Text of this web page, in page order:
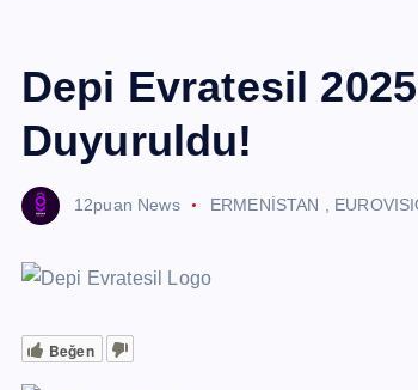
Depi Evratesil
Duyuruldu!
12puan News ERMENİSTAN
Beğen